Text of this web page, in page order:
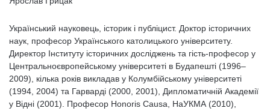
Український науковець, історик і публіцист. Доктор історичних
наук, професор Українського католицького університету.
Директор Інституту історичних досліджень та гість-професор у
Центральноєвропейському університеті в Будапешті (1996–
2009), кілька років викладав у Колумбійському університеті
(1994, 2004) та Гарварді (2000, 2001), Дипломатичній Академії
у Відні (2001). Професор Honoris Causa, НаУКМА (2010),